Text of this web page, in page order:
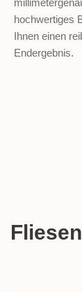
hochwertiges
Ihnen einen
Endergebnis.